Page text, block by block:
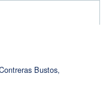
Bustos,